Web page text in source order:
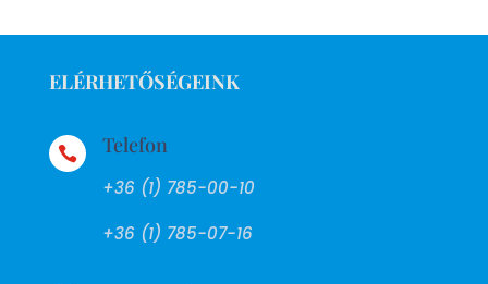
ELÉRHETŐSÉGEINK
 Telefon
+36 (1) 785-00-10
+36 (1) 785-07-16